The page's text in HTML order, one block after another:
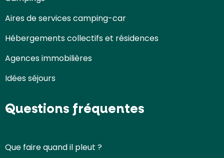
Aires de services camping-car
Hébergements collectifs et résidences
Agences immobilières
Idées séjours
Questions fréquentes
Que faire quand il pleut ?